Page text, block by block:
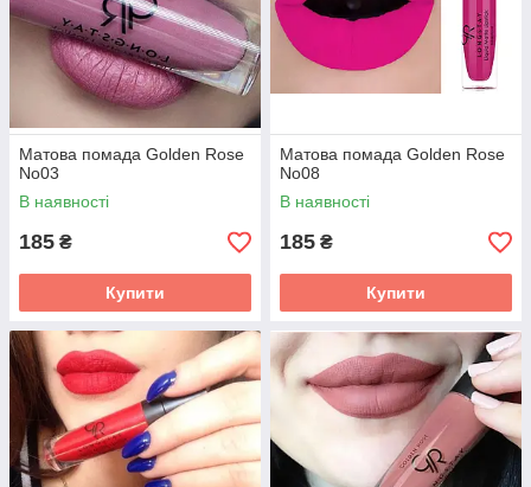
Матова помада Golden Rose
No03
В наявності
185 ₴
Купити
Матова помада Golden Rose
No08
В наявності
185 ₴
Купити